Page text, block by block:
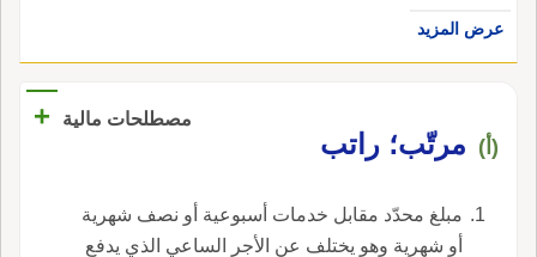
عرض المزيد
مصطلحات مالية +
(أ) مرتّب؛ راتب
مبلغ محدّد مقابل خدمات أسبوعية أو نصف شهرية
أو شهرية وهو يختلف عن الأجر الساعي الذي يدفع